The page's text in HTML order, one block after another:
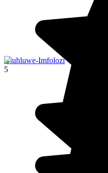
Hluhluwe-Imfolozi
5